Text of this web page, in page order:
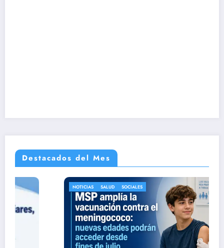
Destacados del Mes
SOCIALES